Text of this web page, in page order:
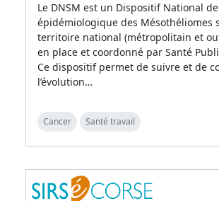
Le DNSM est un Dispositif National
épidémiologique des Mésothéliomes
territoire national (métropolitain et
en place et coordonné par Santé
Ce dispositif permet de suivre et de
l’évolution…
Cancer Santé travail